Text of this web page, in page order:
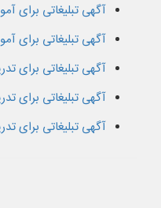
آگهی تبلیغاتی برای
آگهی تبلیغاتی برای
آگهی تبلیغاتی برای
آگهی تبلیغاتی برای
آگهی تبلیغاتی برای